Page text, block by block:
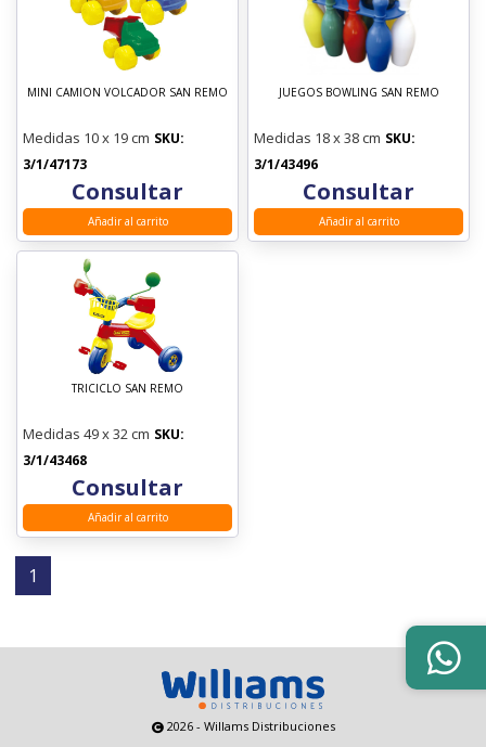
MINI CAMION VOLCADOR SAN REMO
Medidas 10 x 19 cm SKU:
3/1/47173
Consultar
Añadir al carrito
JUEGOS BOWLING SAN REMO
Medidas 18 x 38 cm SKU:
3/1/43496
Consultar
Añadir al carrito
TRICICLO SAN REMO
Medidas 49 x 32 cm SKU:
3/1/43468
Consultar
Añadir al carrito
1
2026 - Willams Distribuciones